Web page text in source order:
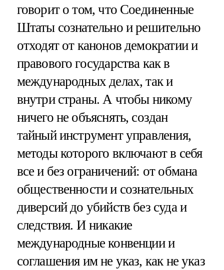
говорит о том, что Соединенные
Штаты сознательно и решительно
отходят от канонов демократии и
правового государства как в
международных делах, так и
внутри страны. А чтобы никому
ничего не объяснять, создан
тайный инструмент управления,
методы которого включают в себя
все и без ограничений: от обмана
общественности и сознательных
диверсий до убийств без суда и
следствия. И никакие
международные конвенции и
соглашения им не указ, как не указ